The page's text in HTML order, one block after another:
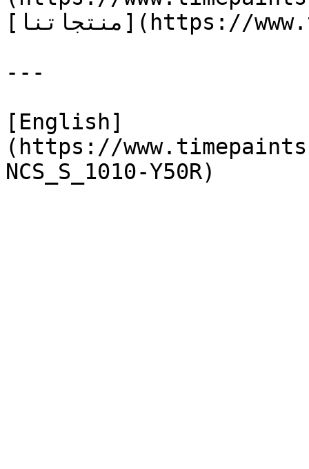
[منتجاتنا](https://www.timepaints.com/ar/products)
---
[English]
(https://
NCS_S_1010-Y50R)